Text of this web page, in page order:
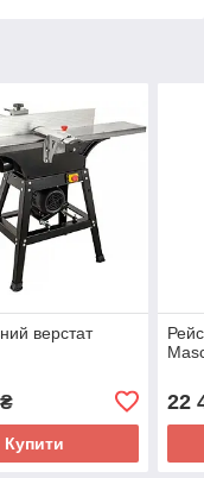
верстат
Купити
22